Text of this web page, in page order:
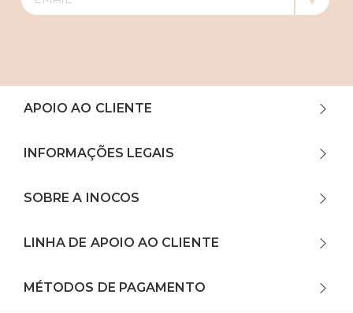
APOIO AO CLIENTE
INFORMAÇÕES LEGAIS
SOBRE A INOCOS
LINHA DE APOIO AO CLIENTE
MÉTODOS DE PAGAMENTO